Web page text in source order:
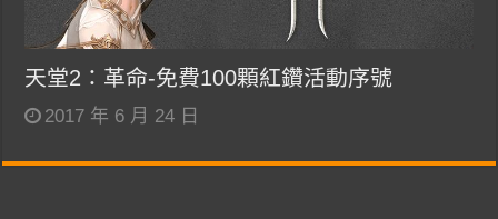
天堂2：革命-免費100顆紅鑽活動序號
2017 年 6 月 24 日